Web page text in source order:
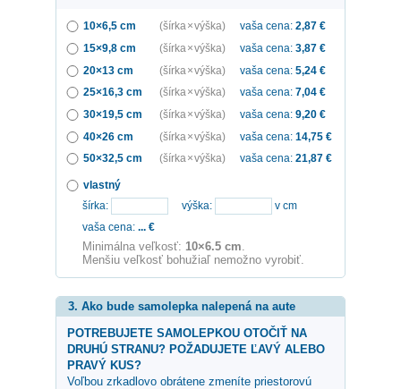
10×6,5 cm (šírka × výška) vaša cena: 2,87 €
15×9,8 cm
(šírka × výška) vaša cena: 3,87 €
20×13 cm
(šírka × výška) vaša cena: 5,24 €
25×16,3 cm
(šírka × výška) vaša cena: 7,04 €
30×19,5 cm
(šírka × výška) vaša cena: 9,20 €
40×26 cm
(šírka × výška) vaša cena: 14,75 €
50×32,5 cm
(šírka × výška) vaša cena: 21,87 €
vlastný
šírka:
výška:
v cm
vaša cena: ... €
Minimálna veľkosť: 10×6.5 cm
Menšiu veľkosť bohužiaľ nemožno vyrobiť.
3. Ako bude samolepka nalepená na aute
POTREBUJETE SAMOLEPKOU OTOČIŤ NA
DRUHÚ STRANU? POŽADUJETE ĽAVÝ ALEBO
PRAVÝ KUS?
Voľbou zrkadlovo obrátene zmeníte priestorovú